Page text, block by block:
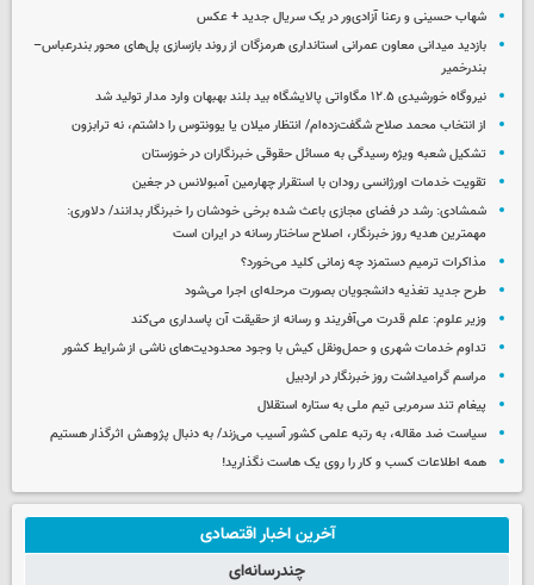
شهاب حسینی و رعنا آزادی‌ور در یک سریال جدید + عکس
بازدید میدانی معاون عمرانی استانداری هرمزگان از روند بازسازی پل‌های محور بندرعباس–
بندرخمیر
نیروگاه خورشیدی ۱۲.۵ مگاواتی پالایشگاه بید بلند بهبهان وارد مدار تولید شد
از انتخاب محمد صلاح شگفت‌زده‌ام/ انتظار میلان یا یوونتوس را داشتم، نه ترابزون
تشکیل شعبه ویژه رسیدگی به مسائل حقوقی خبرنگاران در خوزستان
تقویت خدمات اورژانسی رودان با استقرار چهارمین آمبولانس در جغین
شمشادی: رشد در فضای مجازی باعث شده برخی خودشان را خبرنگار بدانند/ دلاوری:
مهمترین هدیه‌ روز خبرنگار، اصلاح ساختار رسانه در ایران است
مذاکرات ترمیم دستمزد چه زمانی کلید می‌خورد؟
طرح جدید تغذیه دانشجویان بصورت مرحله‌ای اجرا می‌شود
وزیر علوم: علم قدرت می‌آفریند و رسانه از حقیقت آن پاسداری می‌کند
تداوم خدمات شهری و حمل‌ونقل کیش با وجود محدودیت‌های ناشی از شرایط کشور
مراسم گرامیداشت روز خبرنگار در اردبیل
پیغام تند سرمربی تیم ملی به ستاره استقلال
سیاست ضد مقاله، به رتبه علمی کشور آسیب می‌زند/ به دنبال پژوهش اثرگذار هستیم
همه اطلاعات کسب‌ و کار را روی یک هاست نگذارید!
آخرین اخبار اقتصادی
چندرسانه‌ای